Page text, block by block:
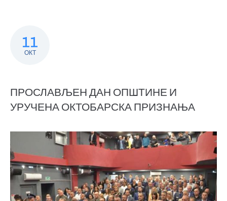
11
ОКТ
ПРОСЛАВЉЕН ДАН ОПШТИНЕ И
УРУЧЕНА ОКТОБАРСКА ПРИЗНАЊА